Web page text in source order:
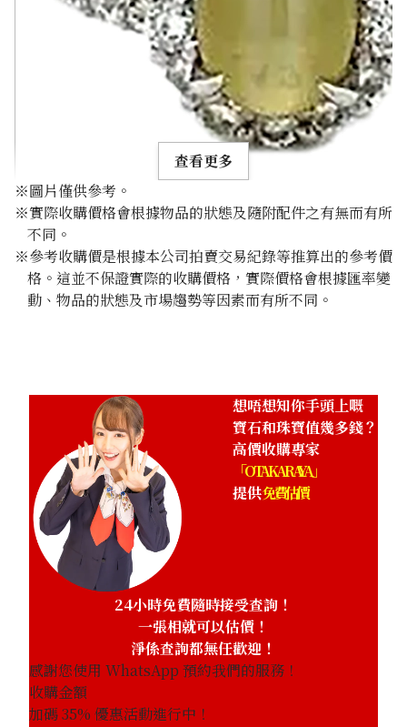
Chrysoberyl cat’s eye ring 1.12ct
參考回收價
查看更多
※圖片僅供參考。
※實際收購價格會根據物品的狀態及隨附配件之有無而有所
不同。
※參考收購價是根據本公司拍賣交易紀錄等推算出的參考價
格。這並不保證實際的收購價格，實際價格會根據匯率變
動、物品的狀態及市場趨勢等因素而有所不同。
想唔想知你手頭上嘅
寶石和珠寶值幾多錢？
高價收購專家
「OTAKARAYA」
提供免費估價
24小時免費隨時接受查詢！
一張相就可以估價！
淨係查詢都無任歡迎！
感謝您使用 WhatsApp 預約我們的服務！
收購金額
加碼35% 優惠活動進行中！